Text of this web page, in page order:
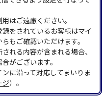
はご遠慮ください。
をされているお客様はマイ
もご確認いただけます。
れる内容が含まれる場合、
がございます。
に沿って対応してまいりま
ジ）。